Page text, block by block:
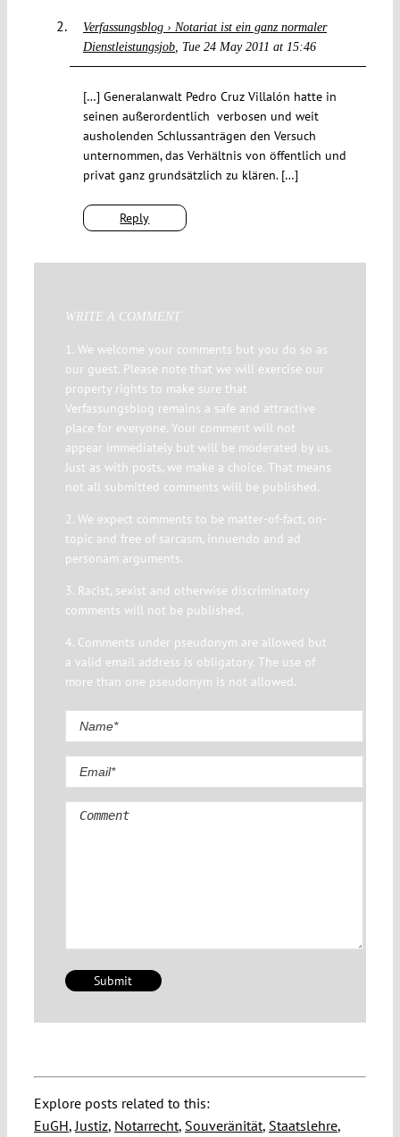
Verfassungsblog › Notariat ist ein ganz normaler
Dienstleistungsjob
Tue 24 May 2011 at 15:46
Reply
[…] Generalanwalt Pedro Cruz Villalón hatte in
seinen außerordentlich verbosen und weit
ausholenden Schlussanträgen den Versuch
unternommen, das Verhältnis von öffentlich und
privat ganz grundsätzlich zu klären. […]
WRITE A COMMENT
1. We welcome your comments but you do so as
our guest. Please note that we will exercise our
property rights to make sure that
Verfassungsblog remains a safe and attractive
place for everyone. Your comment will not
appear immediately but will be moderated by us.
Just as with posts, we make a choice. That means
not all submitted comments will be published.
2. We expect comments to be matter-of-fact, on-
topic and free of sarcasm, innuendo and ad
personam arguments.
3. Racist, sexist and otherwise discriminatory
comments will not be published.
4. Comments under pseudonym are allowed but
a valid email address is obligatory. The use of
more than one pseudonym is not allowed.
Comment
Explore posts related to this:
EuGH,Justiz, Notarrecht, Souveränität, Staatslehre,